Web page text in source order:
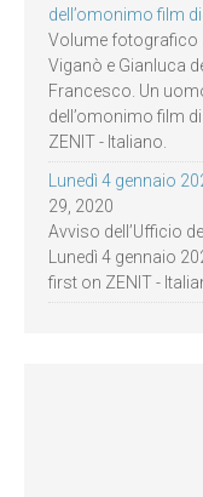
dell’omonimo film
Volume fotografico
Viganò e Gianluca
Francesco. Un
dell’omonimo film
ZENIT - Italiano.
Lunedì 4 gennaio
29, 2020
Avviso dell’Ufficio
Lunedì 4 gennaio
first on ZENIT -